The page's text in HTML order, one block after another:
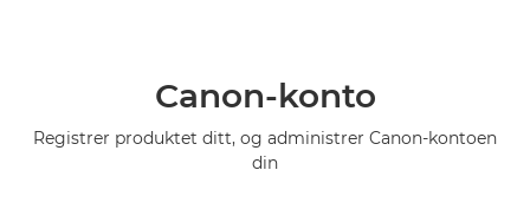
Canon-konto
Registrer produktet ditt, og administrer Canon-kontoen
din